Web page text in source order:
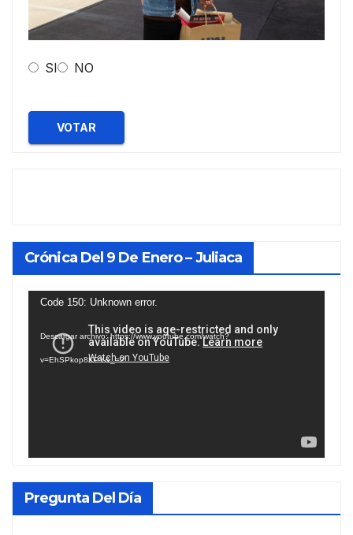
SI NO
VOTAR
Crónica Del 9 De Enero – Juliaca
Reproductor
vídeo
Code 150: Unknown error.
Descargar archivo: https://www.youtube.com/watch?
v=EhSPkop8KPY&_=2
Pregunta Del Día